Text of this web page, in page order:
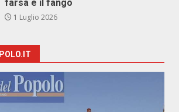
farsa e il fango
1 Luglio 2026